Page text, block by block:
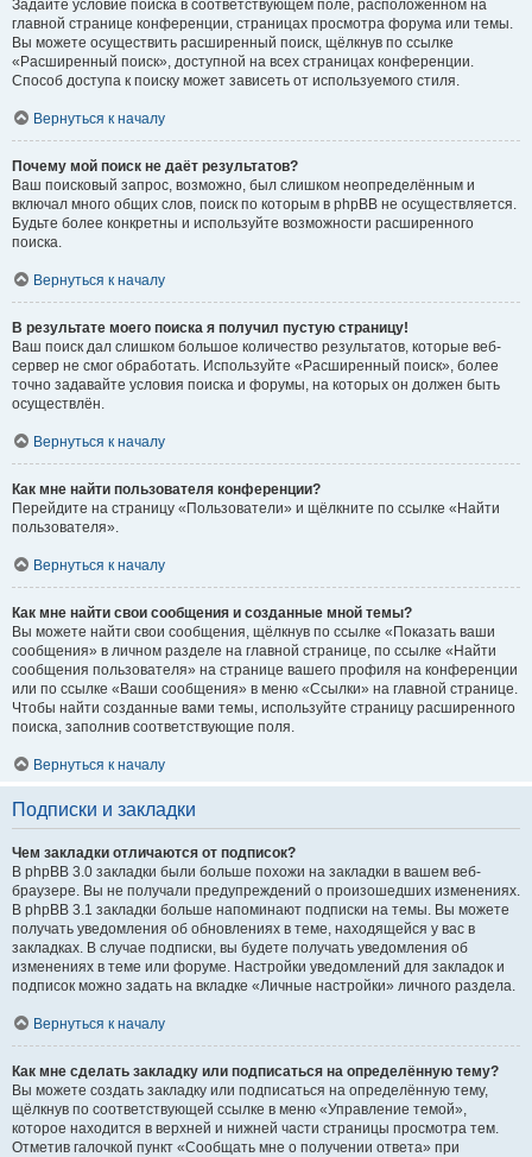
Задайте условие поиска в соответствующем поле, расположенном на
главной странице конференции, страницах просмотра форума или темы.
Вы можете осуществить расширенный поиск, щёлкнув по ссылке
«Расширенный поиск», доступной на всех страницах конференции.
Способ доступа к поиску может зависеть от используемого стиля.
Вернуться к началу
Почему мой поиск не даёт результатов?
Ваш поисковый запрос, возможно, был слишком неопределённым и
включал много общих слов, поиск по которым в phpBB не осуществляется.
Будьте более конкретны и используйте возможности расширенного
поиска.
Вернуться к началу
В результате моего поиска я получил пустую страницу!
Ваш поиск дал слишком большое количество результатов, которые веб-
сервер не смог обработать. Используйте «Расширенный поиск», более
точно задавайте условия поиска и форумы, на которых он должен быть
осуществлён.
Вернуться к началу
Как мне найти пользователя конференции?
Перейдите на страницу «Пользователи» и щёлкните по ссылке «Найти
пользователя».
Вернуться к началу
Как мне найти свои сообщения и созданные мной темы?
Вы можете найти свои сообщения, щёлкнув по ссылке «Показать ваши
сообщения» в личном разделе на главной странице, по ссылке «Найти
сообщения пользователя» на странице вашего профиля на конференции
или по ссылке «Ваши сообщения» в меню «Ссылки» на главной странице.
Чтобы найти созданные вами темы, используйте страницу расширенного
поиска, заполнив соответствующие поля.
Вернуться к началу
Подписки и закладки
Чем закладки отличаются от подписок?
В phpBB 3.0 закладки были больше похожи на закладки в вашем веб-
браузере. Вы не получали предупреждений о произошедших изменениях.
В phpBB 3.1 закладки больше напоминают подписки на темы. Вы можете
получать уведомления об обновлениях в теме, находящейся у вас в
закладках. В случае подписки, вы будете получать уведомления об
изменениях в теме или форуме. Настройки уведомлений для закладок и
подписок можно задать на вкладке «Личные настройки» личного раздела.
Вернуться к началу
Как мне сделать закладку или подписаться на определённую тему?
Вы можете создать закладку или подписаться на определённую тему,
щёлкнув по соответствующей ссылке в меню «Управление темой»,
которое находится в верхней и нижней части страницы просмотра тем.
Отметив галочкой пункт «Сообщать мне о получении ответа» при